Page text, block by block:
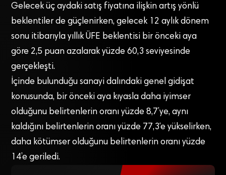
Gelecek üç aydaki satış fiyatına ilişkin artış yönlü
beklentiler de güçlenirken, gelecek 12 aylık dönem
sonu itibarıyla yıllık ÜFE beklentisi bir önceki aya
göre 2,5 puan azalarak yüzde 60,3 seviyesinde
gerçekleşti.
İçinde bulunduğu sanayi dalındaki genel gidişat
konusunda, bir önceki aya kıyasla daha iyimser
olduğunu belirtenlerin oranı yüzde 8,7’ye, aynı
kaldığını belirtenlerin oranı yüzde 77,3‘e yükselirken,
daha kötümser olduğunu belirtenlerin oranı yüzde
14’e geriledi.